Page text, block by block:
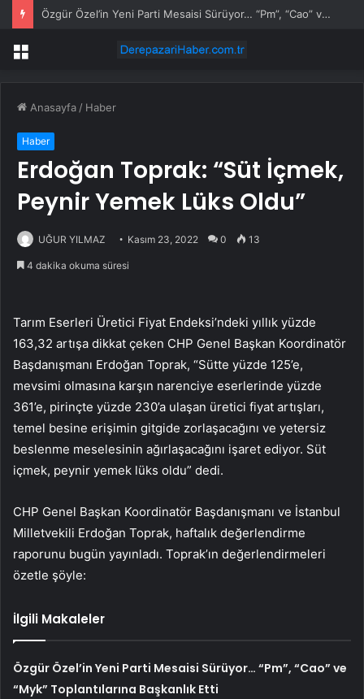
Özgür Özel’in Yeni Parti Mesaisi Sürüyor… “Pm”, “Cao” ve “Myk” Toplantılarına Başkanlık Etti
Menü
Anasayfa / Haber
Haber
Erdoğan Toprak: “Süt İçmek,
Peynir Yemek Lüks Oldu”
UĞUR YILMAZ Kasım 23, 2022 0 13
4 dakika okuma süresi
Tarım Eserleri Üretici Fiyat Endeksi’ndeki yıllık yüzde
163,32 artışa dikkat çeken CHP Genel Başkan Koordinatör
Başdanışmanı Erdoğan Toprak, “Sütte yüzde 125’e,
mevsimi olmasına karşın narenciye eserlerinde yüzde
361’e, pirinçte yüzde 230’a ulaşan üretici fiyat artışları,
temel besine erişimin gitgide zorlaşacağını ve yetersiz
beslenme meselesinin ağırlaşacağını işaret ediyor. Süt
içmek, peynir yemek lüks oldu” dedi.
CHP Genel Başkan Koordinatör Başdanışmanı ve İstanbul
Milletvekili Erdoğan Toprak, haftalık değerlendirme
raporunu bugün yayınladı. Toprak’ın değerlendirmeleri
özetle şöyle:
İlgili Makaleler
Özgür Özel’in Yeni Parti Mesaisi Sürüyor… “Pm”, “Cao” ve
“Myk” Toplantılarına Başkanlık Etti